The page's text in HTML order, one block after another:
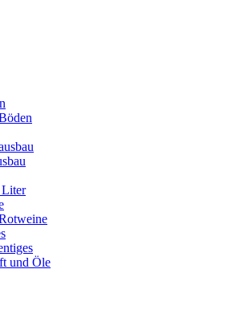
Liter
und Öle